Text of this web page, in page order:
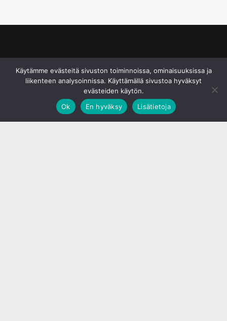
Käytämme evästeitä sivuston toiminnoissa, ominaisuuksissa ja
liikenteen analysoinnissa. Käyttämällä sivustoa hyväksyt
evästeiden käytön.
Ok
En hyväksy Lisätietoja